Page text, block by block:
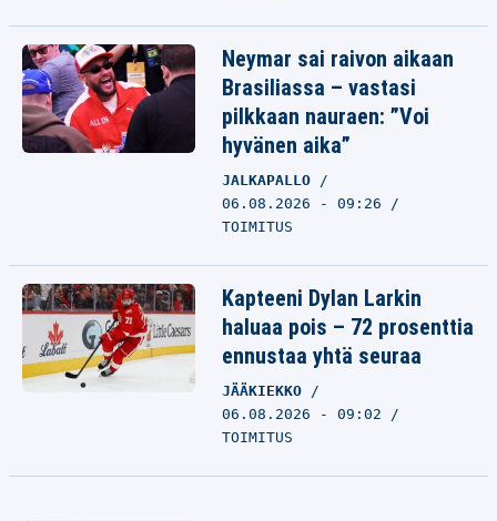
Neymar sai raivon aikaan
Brasiliassa – vastasi
pilkkaan nauraen: ”Voi
hyvänen aika”
JALKAPALLO
06.08.2026 - 09:26
TOIMITUS
Kapteeni Dylan Larkin
haluaa pois – 72 prosenttia
ennustaa yhtä seuraa
JÄÄKIEKKO
06.08.2026 - 09:02
TOIMITUS